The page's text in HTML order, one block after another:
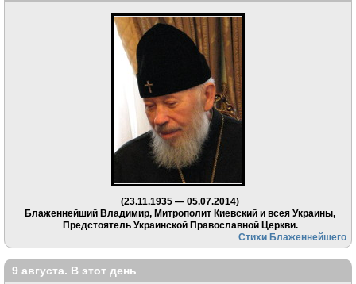
(23.11.1935 — 05.07.2014)
Блаженнейший Владимир, Митрополит Киевский и всея Украины,
Предстоятель Украинской Православной Церкви.
Стихи Блаженнейшего
9 августа. В этот день